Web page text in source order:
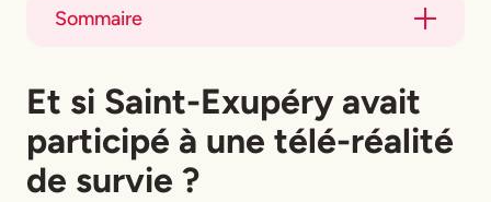
Sommaire
Title
Et si Saint-Exupéry avait
participé à une télé-réalité
de survie ?